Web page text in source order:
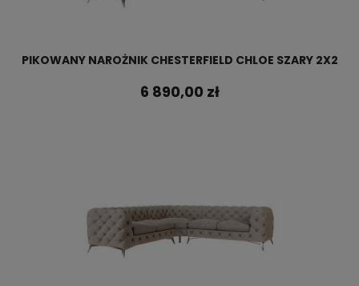
PIKOWANY NAROŻNIK CHESTERFIELD CHLOE SZARY 2X2
6 890,00 zł